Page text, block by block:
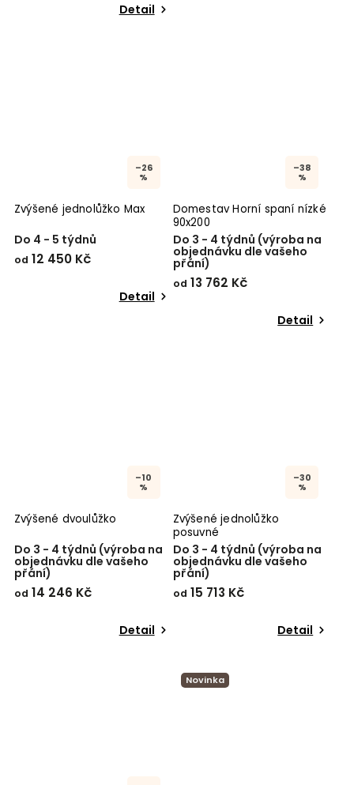
Detail
–26
%
Zvýšené jednolůžko Max
Do 4 - 5 týdnů
od 12 450 Kč
Detail
–38
%
Domestav Horní spaní nízké
90x200
Do 3 - 4 týdnů (výroba na
objednávku dle vašeho
přání)
od 13 762 Kč
Detail
–10
%
Zvýšené dvoulůžko
Do 3 - 4 týdnů (výroba na
objednávku dle vašeho
přání)
od 14 246 Kč
Detail
–30
%
Zvýšené jednolůžko
posuvné
Do 3 - 4 týdnů (výroba na
objednávku dle vašeho
přání)
od 15 713 Kč
Detail
Novinka